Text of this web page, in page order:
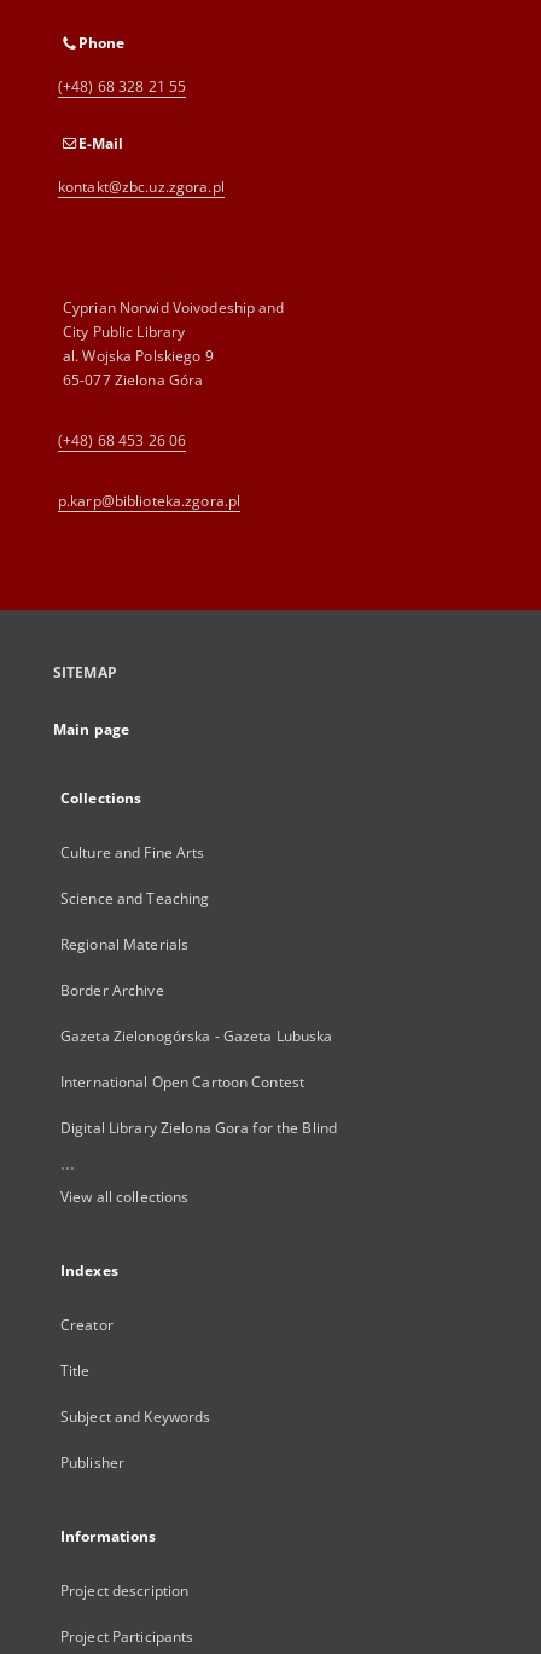
Phone
(+48) 68 328 21 55
E-Mail
kontakt@zbc.uz.zgora.pl
Cyprian Norwid Voivodeship and
City Public Library
al. Wojska Polskiego 9
65-077 Zielona Góra
(+48) 68 453 26 06
p.karp@biblioteka.zgora.pl
SITEMAP
Main page
Collections
Culture and Fine Arts
Science and Teaching
Regional Materials
Border Archive
Gazeta Zielonogórska - Gazeta Lubuska
International Open Cartoon Contest
Digital Library Zielona Gora for the Blind
...
View all collections
Indexes
Creator
Title
Subject and Keywords
Publisher
Informations
Project description
Project Participants